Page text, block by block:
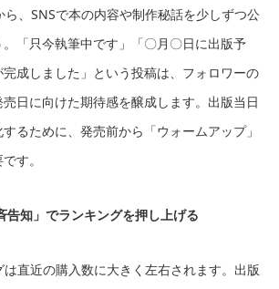
、SNSで本の内容や制作秘話を少しずつ公
「只今執筆中です」「〇月〇日に出版予
成しました」という投稿は、フォロワーの
日に向けた期待感を醸成します。出版当日
るために、発売前から「ウォームアップ」
す。
知」でランキングを押し上げる
直近の購入数に大きく左右されます。出版